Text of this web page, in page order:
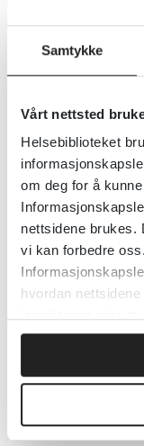
Samtykke
Vårt nettsted
Helsebiblioteket
om deg for å
nettsidene brukes.
vi kan forbedre oss.
hvordan
Detaljer